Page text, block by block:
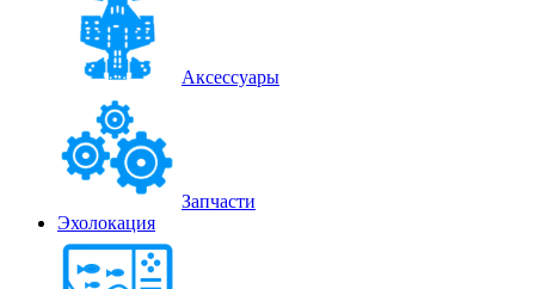
Аксессуары
Запчасти
Эхолокация